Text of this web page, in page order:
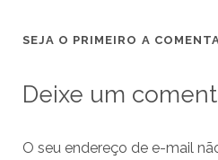
SEJA O PRIMEIRO A
Deixe um
O seu endereço de e-mail